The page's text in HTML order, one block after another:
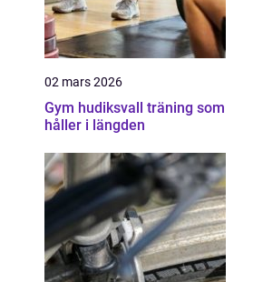
02 mars 2026
Gym hudiksvall träning som
håller i längden